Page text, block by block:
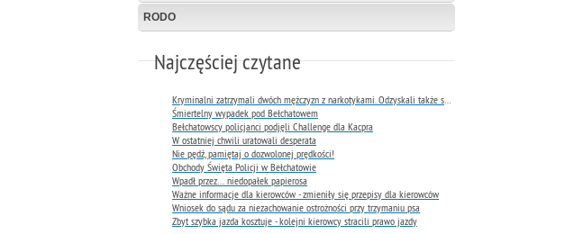
RODO
Najczęściej czytane
Śmiertelny wypadek pod Bełchatowem
Bełchatowscy policjanci podjęli Challenge dla Kacpra
W ostatniej chwili uratowali desperata
Nie pędź, pamiętaj o dozwolonej prędkości!
Obchody Święta Policji w Bełchatowie
Wpadł przez… niedopałek papierosa
Ważne informacje dla kierowców - zmieniły się przepisy dla kierowców
Wniosek do sądu za niezachowanie ostrożności przy trzymaniu psa
Zbyt szybka jazda kosztuje - kolejni kierowcy stracili prawo jazdy